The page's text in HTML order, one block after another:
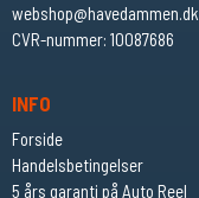
webshop@havedammen.dk
CVR-nummer: 10087686
INFO
Forside
Handelsbetingelser
5 års garanti på Auto Reel